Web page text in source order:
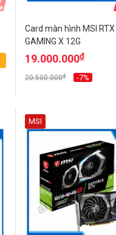
Card màn hình MSI
GAMING X 12G
19.000.000₫
20.500.000₫ -7%
MSI